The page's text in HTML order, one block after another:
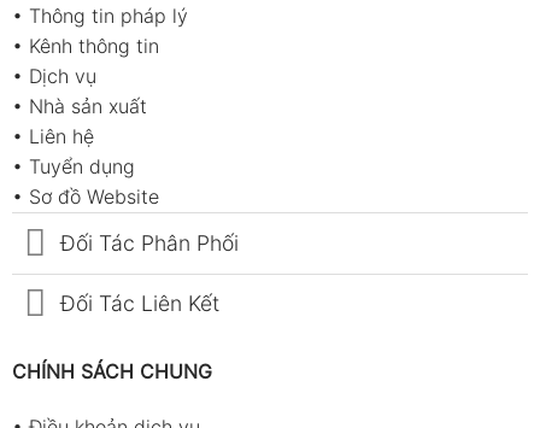
• Thông tin pháp lý
• Kênh thông tin
• Dịch vụ
• Nhà sản xuất
• Liên hệ
• Tuyển dụng
• Sơ đồ Website
Đối Tác Phân Phối
Đối Tác Liên Kết
CHÍNH SÁCH CHUNG